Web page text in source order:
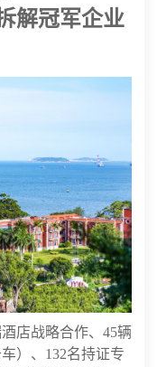
解冠军企业
店战略合作、45辆
）、132名持证专